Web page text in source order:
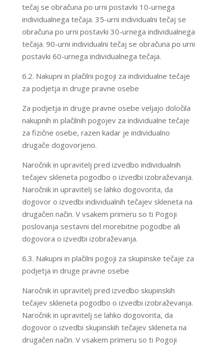
tečaj se obračuna po urni postavki 10-urnega
individualnega tečaja. 35-urni individualni tečaj se
obračuna po urni postavki 30-urnega individualnega
tečaja. 90-urni individualni tečaj se obračuna po urni
postavki 60-urnega individualnega tečaja.
6.2. Nakupni in plačilni pogoji za individualne tečaje
za podjetja in druge pravne osebe
Za podjetja in druge pravne osebe veljajo določila
nakupnih in plačilnih pogojev za individualne tečaje
za fizične osebe, razen kadar je individualno
drugače dogovorjeno.
Naročnik in upravitelj pred izvedbo individualnih
tečajev skleneta pogodbo o izvedbi izobraževanja.
Naročnik in upravitelj se lahko dogovorita, da
dogovor o izvedbi individualnih tečajev skleneta na
drugačen način. V vsakem primeru so ti Pogoji
poslovanja sestavni del morebitne pogodbe ali
dogovora o izvedbi izobraževanja.
6.3. Nakupni in plačilni pogoji za skupinske tečaje za
podjetja in druge pravne osebe
Naročnik in upravitelj pred izvedbo skupinskih
tečajev skleneta pogodbo o izvedbi izobraževanja.
Naročnik in upravitelj se lahko dogovorita, da
dogovor o izvedbi skupinskih tečajev skleneta na
drugačen način. V vsakem primeru so ti Pogoji